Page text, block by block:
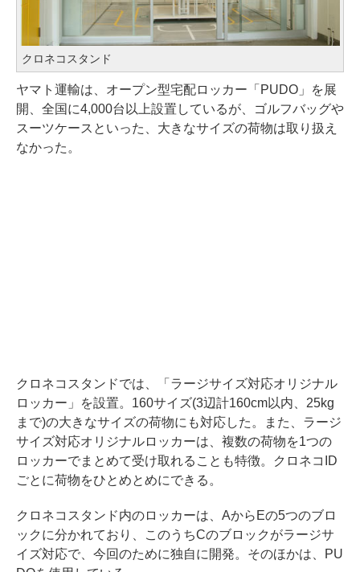
クロネコスタンド
ヤマト運輸は、オープン型宅配ロッカー「PUDO」を展
開、全国に4,000台以上設置しているが、ゴルフバッグや
スーツケースといった、大きなサイズの荷物は取り扱え
なかった。
クロネコスタンドでは、「ラージサイズ対応オリジナル
ロッカー」を設置。160サイズ(3辺計160cm以内、25kg
まで)の大きなサイズの荷物にも対応した。また、ラージ
サイズ対応オリジナルロッカーは、複数の荷物を1つの
ロッカーでまとめて受け取れることも特徴。クロネコID
ごとに荷物をひとめとめにできる。
クロネコスタンド内のロッカーは、AからEの5つのブロ
ックに分かれており、このうちCのブロックがラージサ
イズ対応で、今回のために独自に開発。そのほかは、PU